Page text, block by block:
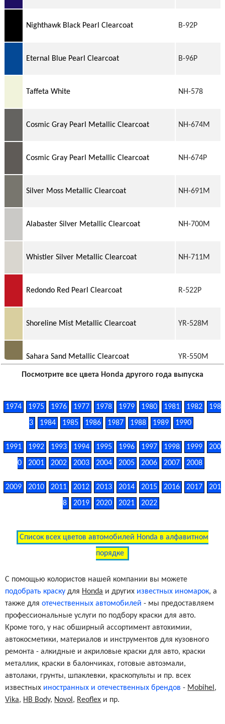
Nighthawk Black Pearl Clearcoat B-92P
Eternal Blue Pearl Clearcoat B-96P
Taffeta White NH-578
Cosmic Gray Pearl Metallic Clearcoat NH-674M
Cosmic Gray Pearl Metallic Clearcoat NH-674P
Silver Moss Metallic Clearcoat NH-691M
Alabaster Silver Metallic Clearcoat NH-700M
Whistler Silver Metallic Clearcoat NH-711M
Redondo Red Pearl Clearcoat R-522P
Shoreline Mist Metallic Clearcoat YR-528M
Sahara Sand Metallic Clearcoat YR-550M
Посмотрите все цвета Honda другого года выпуска
1974 1975 1976 1977 1978 1979 1980 1981 1982
198
3
1984 1985 1986 1987 1988 1989 1990
1991 1992 1993 1994 1995 1996 1997 1998 1999
200
0
2001 2002 2003 2004 2005 2006 2007 2008
2009 2010 2011 2012 2013 2014 2015 2016 2017
201
8
2019 2020 2021 2022
Список всех цветов автомобилей Honda в алфавитном
порядке
С помощью колористов нашей компании вы можете
подобрать краску для Honda и других известных иномарок, а
также дляотечественных автомобилей - мы предоставляем
профессиональные услуги по подбору краски для авто.
Кроме того, у нас обширный ассортимент автохимии,
автокосметики, материалов и инструментов для кузовного
ремонта - алкидные и акриловые краски для авто, краски
металлик, краски в балончиках, готовые автоэмали,
автолаки, грунты, шпаклевки, краскопульты и пр. всех
известных иностранных и отечественных брендов - Mobihel ,
Vika, HB Body, Novol , Reoflex и пр.